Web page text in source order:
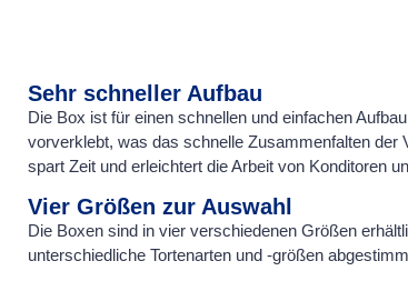
Sehr schneller Aufbau
Die Box ist für einen schnellen und einfachen
vorverklebt, was das schnelle Zusammenfalten der
spart Zeit und erleichtert die Arbeit von Konditoren
Vier Größen zur Auswahl
Die Boxen sind in vier verschiedenen Größen
unterschiedliche Tortenarten und -größen